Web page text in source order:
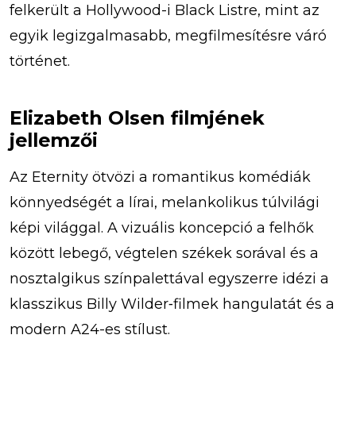
felkerült a Hollywood-i Black Listre, mint az
egyik legizgalmasabb, megfilmesítésre váró
történet.
Elizabeth Olsen filmjének
jellemzői
Az Eternity ötvözi a romantikus komédiák
könnyedségét a lírai, melankolikus túlvilági
képi világgal. A vizuális koncepció a felhők
között lebegő, végtelen székek sorával és a
nosztalgikus színpalettával egyszerre idézi a
klasszikus Billy Wilder‑filmek hangulatát és a
modern A24-es stílust.